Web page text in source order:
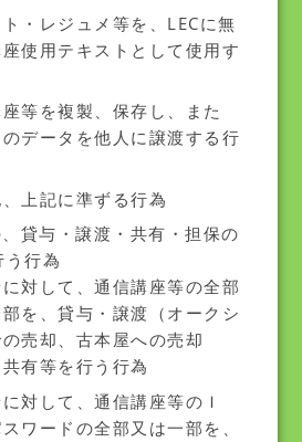
・レジュメ等を、LECに無
使用テキストとして使用す
等を複製、保存し、また
データを他人に譲渡する行
上記に準ずる行為
貸与・譲渡・共有・担保の
う行為
対して、通信講座等の全部
を、貸与・譲渡（オークシ
の売却、古本屋への売却
有等を行う行為
対して、通信講座等のＩ
ワードの全部又は一部を、